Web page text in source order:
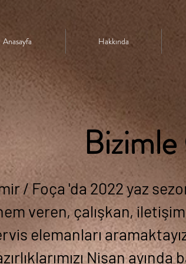
Anasayfa Hakkında
Anasayfa Hakkında
Bizimle
/ Foça 'da 2022 yaz
veren, çalışkan,
elemanları
Nisan